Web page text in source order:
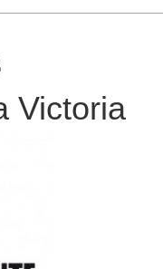
Victoria